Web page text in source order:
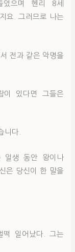
으며 헨리 8세
요. 그러므로 나는
전과 같은 악명을
이 있다면 그들은
니다.
일생 동안 왕이나
은 당신이 한 말을
떡 일어났다. 그는